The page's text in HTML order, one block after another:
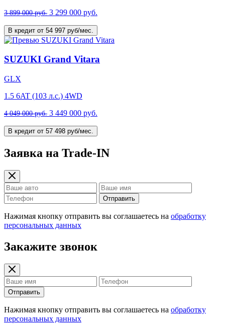
3 899 000 руб. 3 299 000 руб.
В кредит от 54 997 руб/мес.
SUZUKI Grand Vitara
GLX
1.5 6AT (103 л.с.) 4WD
4 049 000 руб. 3 449 000 руб.
В кредит от 57 498 руб/мес.
Заявка на Trade-IN
Отправить
Нажимая кнопку отправить вы соглашаетесь на обработку
персональных данных
Закажите звонок
Отправить
Нажимая кнопку отправить вы соглашаетесь на обработку
персональных данных